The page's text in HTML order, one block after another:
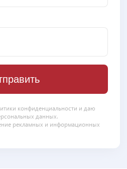
конфиденциальности и даю
данных.
рекламных и информационных